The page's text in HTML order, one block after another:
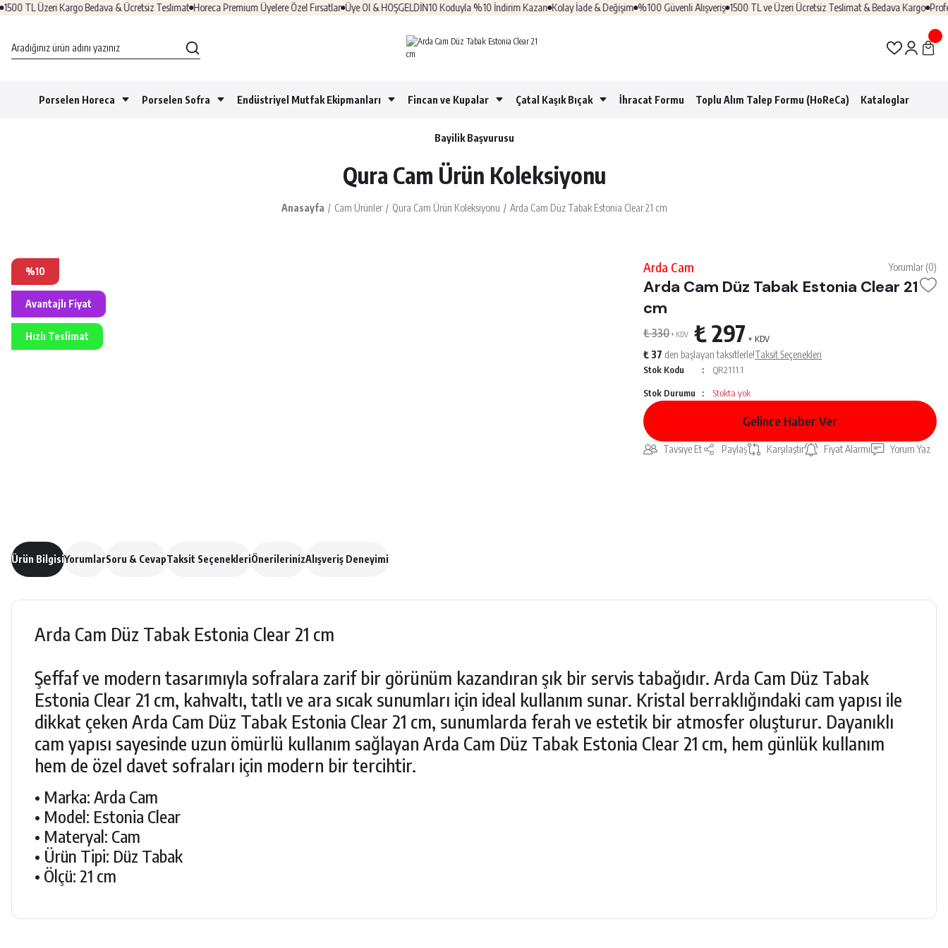
Kargo Bedava & Ücretsiz Teslimat Horeca Premium Üyelere Özel Fırsatlar Üye Ol & HOŞGELDİN10 Koduyla %10 İndirim Kazan Kolay İade & Değişim %100 Güvenli Alışveriş 1500 TL ve Üzeri Ücretsiz Teslimat & Bedava Kargo Profesyonel
Porselen Horeca Porselen Sofra Endüstriyel Mutfak Ekipmanları Fincan ve Kupalar Çatal Kaşık Bıçak İhracat Formu Toplu Alım Talep Formu (HoReCa) Kataloglar
Bayilik Başvurusu
Qura Cam Ürün Koleksiyonu
Anasayfa Cam Ürünler Qura Cam Ürün Koleksiyonu Arda Cam Düz Tabak Estonia Clear 21 cm
%10
Avantajlı Fiyat
Hızlı Teslimat
Arda Cam Yorumlar (0)
Arda Cam Düz Tabak Estonia Clear 21
cm
₺ 330+ KDV ₺ 297 + KDV
₺ 37 den başlayan taksitlerle!Taksit Seçenekleri
Stok Kodu QR2111.1
Stok Durumu Stokta yok
Gelince Haber Ver
Tavsiye Et Paylaş Karşılaştır Fiyat Alarmı Yorum Yaz
Ürün BilgisiYorumlarSoru & CevapTaksit SeçenekleriÖnerilerinizAlışveriş Deneyimi
Arda Cam Düz Tabak Estonia Clear 21 cm
Şeffaf ve modern tasarımıyla sofralara zarif bir görünüm kazandıran şık bir servis tabağıdır. Arda Cam Düz Tabak
Estonia Clear 21 cm, kahvaltı, tatlı ve ara sıcak sunumları için ideal kullanım sunar. Kristal berraklığındaki cam yapısı ile
dikkat çeken Arda Cam Düz Tabak Estonia Clear 21 cm, sunumlarda ferah ve estetik bir atmosfer oluşturur. Dayanıklı
cam yapısı sayesinde uzun ömürlü kullanım sağlayan Arda Cam Düz Tabak Estonia Clear 21 cm, hem günlük kullanım
hem de özel davet sofraları için modern bir tercihtir.
• Marka: Arda Cam
• Model: Estonia Clear
• Materyal: Cam
• Ürün Tipi: Düz Tabak
• Ölçü: 21 cm